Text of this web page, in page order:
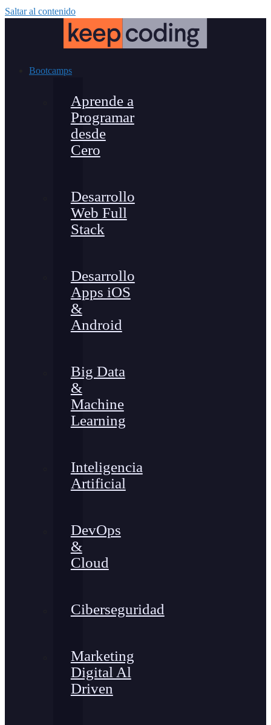
Saltar al contenido
Bootcamps
Aprende a
Programar
desde
Cero
Desarrollo
Web Full
Stack
Desarrollo
Apps iOS
&
Android
Big Data
&
Machine
Learning
Inteligencia
Artificial
DevOps
&
Cloud
Ciberseguridad
Marketing
Digital Al
Driven